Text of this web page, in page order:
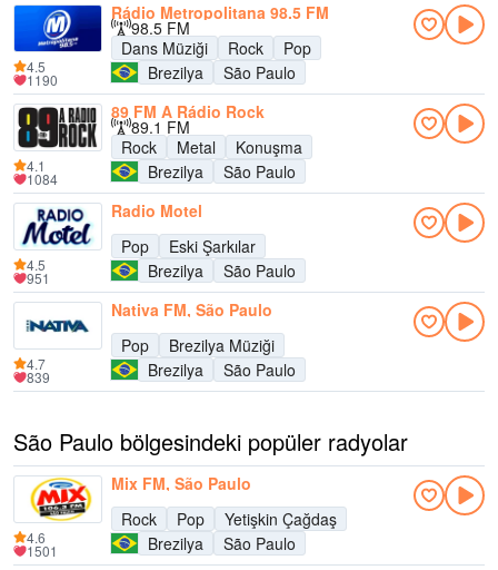
Rádio Metropolitana 98.5 FM
98.5 FM
Dans Müziği
Rock
Pop
Brezilya
São Paulo
4.5
1190
89 FM A Rádio Rock
89.1 FM
Rock
Metal
Konuşma
Brezilya
São Paulo
4.1
1084
Radio Motel
Pop
Eski Şarkılar
Brezilya
São Paulo
4.5
951
Nativa FM, São Paulo
Pop
Brezilya Müziği
Brezilya
São Paulo
4.7
839
São Paulo bölgesindeki popüler radyolar
Mix FM, São Paulo
Rock
Pop
Yetişkin Çağdaş
Brezilya
São Paulo
4.6
1501